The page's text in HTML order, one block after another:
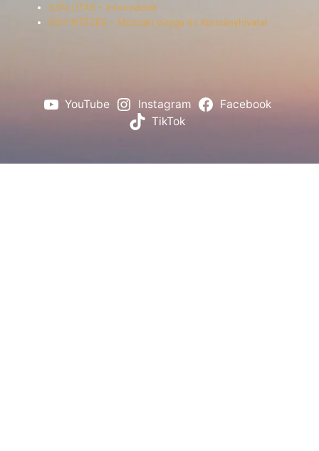
SZÁLLÍTÁS – Információk
ÜGYINTÉZÉS – Műszaki vizsga és Kormányhivatal
YouTube Instagram
Facebook
TikTok